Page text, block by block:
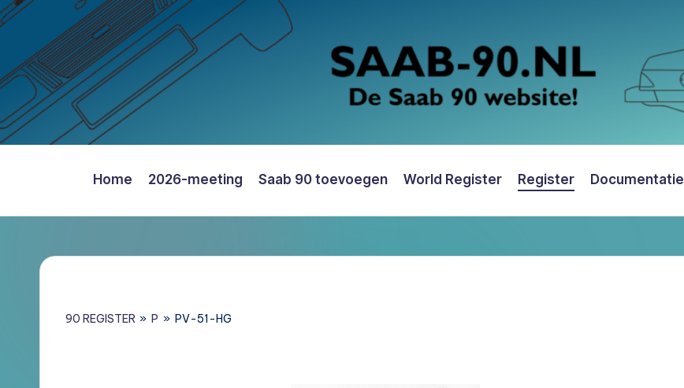
naar
de
inhoud
90
Nederland
Home 2026-meeting Saab 90 toevoegen World Register Register Documentatie
90 REGISTER » P » PV-51-HG